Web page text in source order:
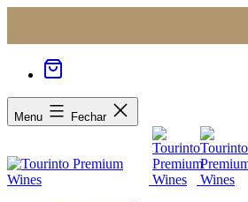
Menu Fechar